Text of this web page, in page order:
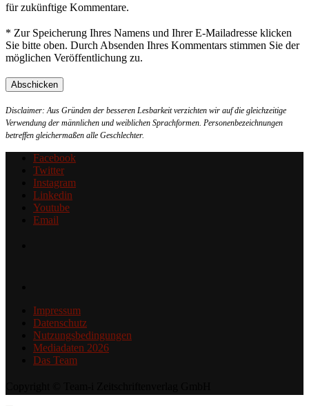
für zukünftige Kommentare.
* Zur Speicherung Ihres Namens und Ihrer E-Mailadresse klicken
Sie bitte oben. Durch Absenden Ihres Kommentars stimmen Sie der
möglichen Veröffentlichung zu.
Disclaimer: Aus Gründen der besseren Lesbarkeit verzichten wir auf die gleichzeitige
Verwendung der männlichen und weiblichen Sprachformen. Personenbezeichnungen
betreffen gleichermaßen alle Geschlechter.
Facebook
Twitter
Instagram
Linkedin
Youtube
Email
Impressum
Datenschutz
Nutzungsbedingungen
Mediadaten 2026
Das Team